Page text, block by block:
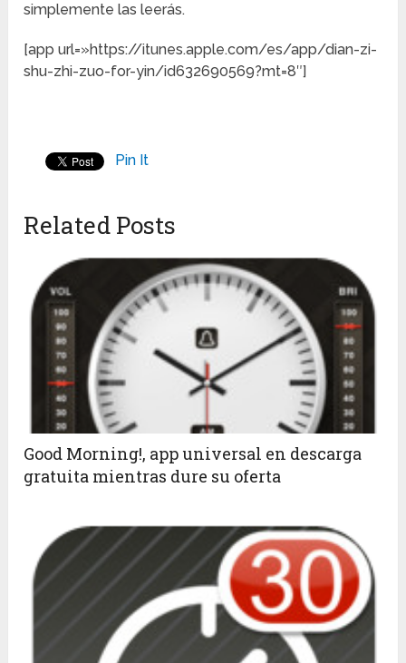
simplemente las leerás.
[app url=»https://itunes.apple.com/es/app/dian-zi-
shu-zhi-zuo-for-yin/id632690569?mt=8″]
Pin It
Related Posts
Good Morning!, app universal en descarga
gratuita mientras dure su oferta